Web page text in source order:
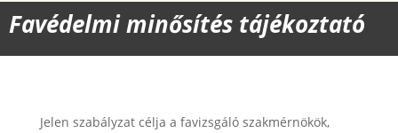
Favédelmi minősítés tájékoztató
Jelen szabályzat célja a favizsgáló szakmérnökök,